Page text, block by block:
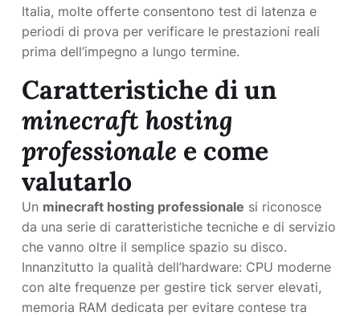
Italia, molte offerte consentono test di latenza e
periodi di prova per verificare le prestazioni reali
prima dell’impegno a lungo termine.
Caratteristiche di un
minecraft hosting
professionale e come
valutarlo
Un minecraft hosting professionale si riconosce
da una serie di caratteristiche tecniche e di servizio
che vanno oltre il semplice spazio su disco.
Innanzitutto la qualità dell’hardware: CPU moderne
con alte frequenze per gestire tick server elevati,
memoria RAM dedicata per evitare contese tra